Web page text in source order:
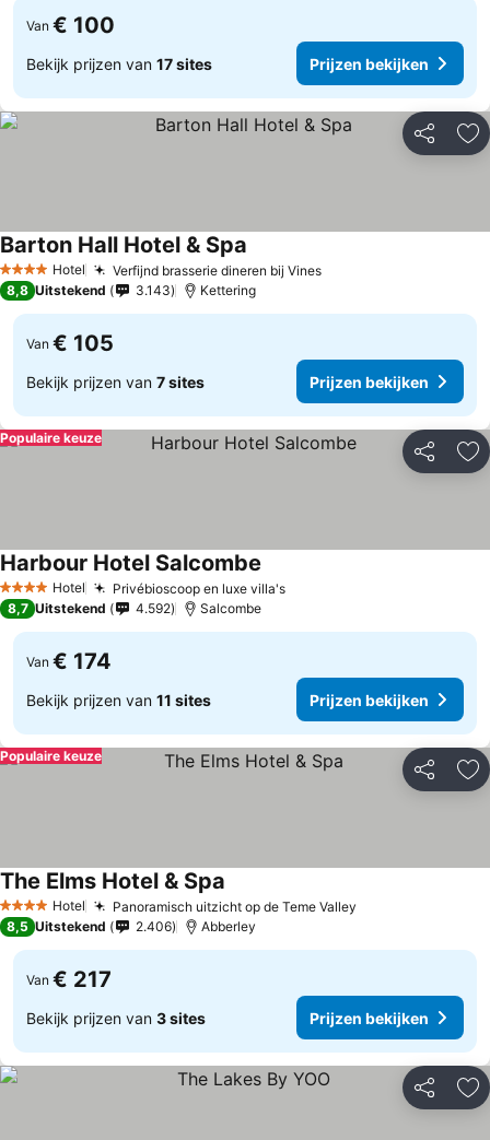
Van € 100
Bekijk prijzen van 17 sites Prijzen bekijken
Delen
4 SterrenHotel Verfijnd brasserie dineren bij Vines
Barton Hall Hotel & Spa
8,8 Uitstekend 3.143 Kettering
Van € 105
Bekijk prijzen van 7 sites Prijzen bekijken
Delen
Populaire keuze
4 SterrenHotel Privébioscoop en luxe villa's
Harbour Hotel Salcombe
8,7 Uitstekend 4.592 Salcombe
Van € 174
Bekijk prijzen van 11 sites Prijzen bekijken
Delen
Populaire keuze
4 SterrenHotel Panoramisch uitzicht op de Teme Valley
The Elms Hotel & Spa
8,5 Uitstekend 2.406 Abberley
Van € 217
Bekijk prijzen van 3 sites Prijzen bekijken
Delen